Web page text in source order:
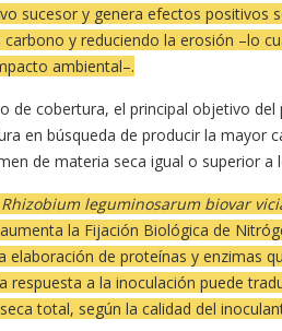
sucesor y genera efectos positivos
y reduciendo la erosión –lo
ambiental–.
de cobertura, el principal objetivo
en búsqueda de producir la mayor
de materia seca igual o superior a
Rhizobium leguminosarum biovar
la Fijación Biológica de
elaboración de proteínas y enzimas
respuesta a la inoculación puede
total, según la calidad del